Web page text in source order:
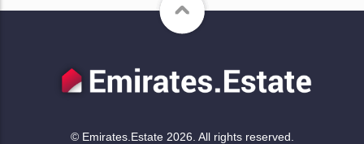
© Emirates.Estate 2026. All rights reserved.